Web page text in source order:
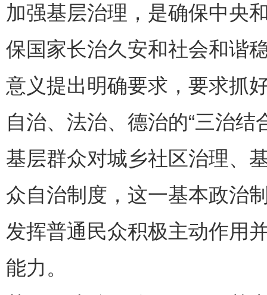
加强基层治理，是确保中央
保国家长治久安和社会和谐
意义提出明确要求，要求抓
自治、法治、德治的“三治结
基层群众对城乡社区治理、
众自治制度，这一基本政治
发挥普通民众积极主动作用
能力。